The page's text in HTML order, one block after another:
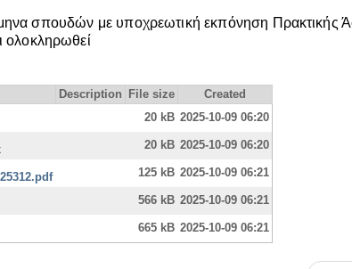
σπουδών με υποχρεωτική εκπόνηση Πρακτικής
ολοκληρωθεί
Description File size Created
20 kB 2025-10-09 06:20
20 kB 2025-10-09 06:20
125 kB 2025-10-09 06:21
566 kB 2025-10-09 06:21
665 kB 2025-10-09 06:21